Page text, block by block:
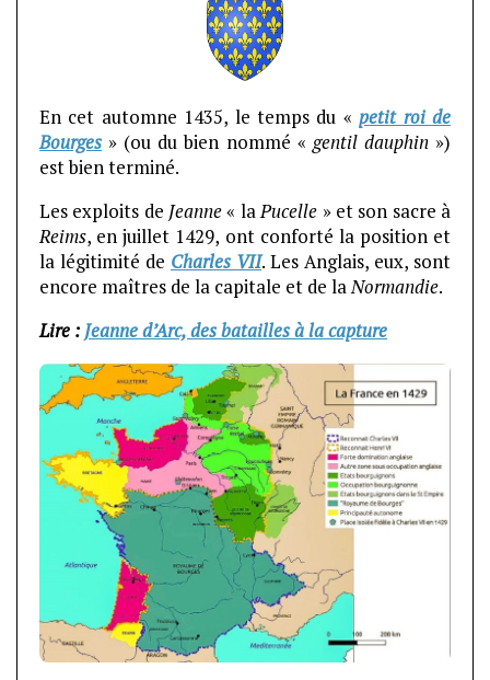
En cet automne 1435, le temps du «petit roi de
Bourges » (ou du bien nommé « gentil dauphin»)
est bien terminé.
Les exploits de Jeanne« laPucelle » et son sacre à
Reims, en juillet 1429, ont conforté la position et
la légitimité de Charles VII. Les Anglais, eux, sont
encore maîtres de la capitale et de laNormandie.
Lire : Jeanne d’Arc, des batailles à la capture